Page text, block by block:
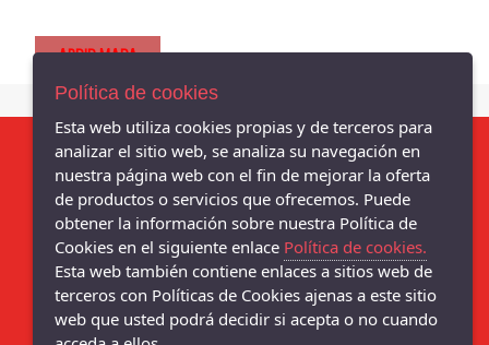
ABRIR MAPA
AVISO LEGAL
POLÍTICA DE COOKIES
ENVÍOS Y DEVOLUCIONES
POLÍTICA DE PRIVACIDAD
Política de cookies
Esta web utiliza cookies propias y de terceros para
analizar el sitio web, se analiza su navegación en
nuestra página web con el fin de mejorar la oferta
de productos o servicios que ofrecemos. Puede
obtener la información sobre nuestra Política de
Cookies en el siguiente enlace Política de cookies.
Esta web también contiene enlaces a sitios web de
terceros con Políticas de Cookies ajenas a este sitio
web que usted podrá decidir si acepta o no cuando